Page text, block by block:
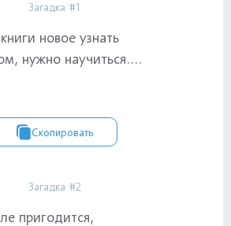
Загадка #1
новое узнать
нужно научиться....
Скопировать
Загадка #2
пригодится,